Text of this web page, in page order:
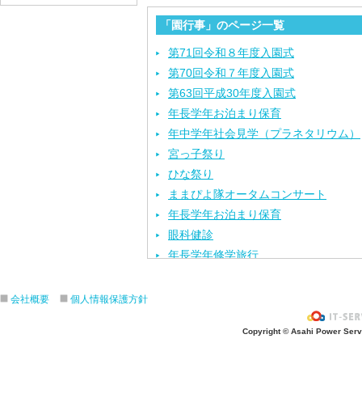
「園行事」のページ一覧
第71回令和８年度入園式
第70回令和７年度入園式
第63回平成30年度入園式
年長学年お泊まり保育
年中学年社会見学（プラネタリウム）
宮っ子祭り
ひな祭り
ままぴよ隊オータムコンサート
年長学年お泊まり保育
眼科健診
年長学年修学旅行
最年少学年ひよこ組スタート
会社概要 個人情報保護方針
Copyright © Asahi Power